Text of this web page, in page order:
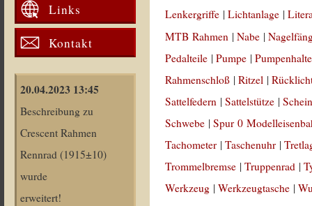
Links
Kontakt
20.04.2023 13:45
Beschreibung zu
Crescent Rahmen
Rennrad (1915±10)
wurde
erweitert!
Lenkergriffe |Lichtanlage |
MTB Rahmen |Nabe |
Pedalteile |Pumpe |
Rahmenschloß |Ritzel |
Sattelfedern |Sattelstütze |
Schwebe |Spur 0
Tachometer |Taschenuhr |
Trommelbremse |Truppenrad |
Werkzeug |Werkzeugtasche |